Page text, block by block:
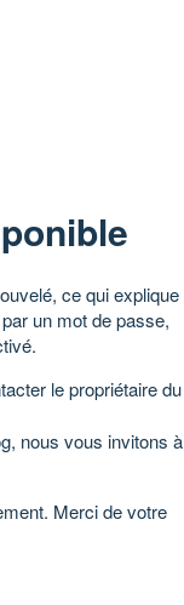
ce qui explique
un mot de passe,
le propriétaire du
nous vous invitons à
Merci de votre